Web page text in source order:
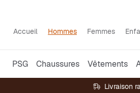
Accueil Hommes Femmes
PSG Chaussures Vêtements
Livraison